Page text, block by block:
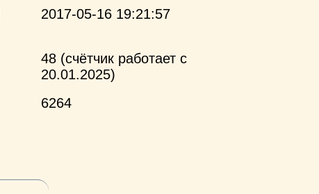
2017-05-16 19:21:57
48 (счётчик работает с
20.01.2025)
6264